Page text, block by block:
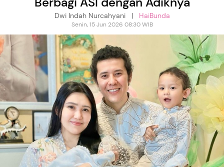
Dwi Indah Nurcahyani | HaiBunda
Senin, 15 Jun 2026 08:30 WIB